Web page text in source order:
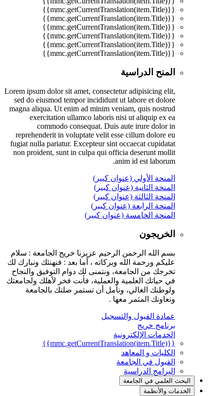
{{mmc.getCurrentTranslation(item.Title)}}
{{mmc.getCurrentTranslation(item.Title)}}
{{mmc.getCurrentTranslation(item.Title)}}
{{mmc.getCurrentTranslation(item.Title)}}
{{mmc.getCurrentTranslation(item.Title)}}
{{mmc.getCurrentTranslation(item.Title)}}
المنح الدراسية
Lorem ipsum dolor sit amet, consectetur adipisicing elit,
sed do eiusmod tempor incididunt ut labore et dolore
magna aliqua. Ut enim ad minim veniam, quis nostrud
exercitation ullamco laboris nisi ut aliquip ex ea
commodo consequat. Duis aute irure dolor in
reprehenderit in voluptate velit esse cillum dolore eu
fugiat nulla pariatur. Excepteur sint occaecat cupidatat
non proident, sunt in culpa qui officia deserunt mollit
anim id est laborum.
المنحة الأولي (عنوان كبير)
المنحة الثانية (عنوان كبير)
المنحة الثالثة (عنوان كبير)
المنحة الرابعة (عنوان كبير)
المنحة الخامسة (عنوان كبير)
الخريجون
بسم الله الرحمن الرحيم عزيزنا خريج الجامعة : سلام
عليكم ورحمة الله وبركاته ، أما بعد : فنهنئك ونبارك لك
تخرجك من الجامعة، ونتمنى لك دوام التوفيق والنجاح
في حياتك العلمية والعملية، فأنت فخر لأهلك ولجامعتك
ولوطنك الغالي، ونأمل أن تستمر صلتك بالجامعة
وتعاونك المثمر معها .
عمادة القبول والتسجيل
برنامج خريج
الخدمات الإلكترونية
{{mmc.getCurrentTranslation(item.Title)}}
الكليات و المعاهد
القبول في الجامعة
البرامج الدراسية
البحث العلمي في الجامعة
الخدمات والأنظمة